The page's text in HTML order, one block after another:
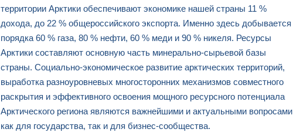
территории Арктики обеспечивают экономике нашей страны 11 %
дохода, до 22 % общероссийского экспорта. Именно здесь добывается
порядка 60 % газа, 80 % нефти, 60 % меди и 90 % никеля. Ресурсы
Арктики составляют основную часть минерально-сырьевой базы
страны. Социально-экономическое развитие арктических территорий,
выработка разноуровневых многосторонних механизмов совместного
раскрытия и эффективного освоения мощного ресурсного потенциала
Арктического региона являются важнейшими и актуальными вопросами
как для государства, так и для бизнес-сообщества.